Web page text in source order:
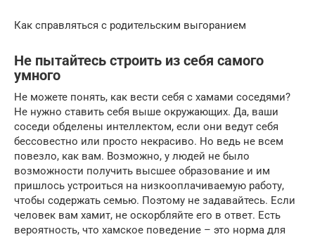
Как справляться с родительским выгоранием
Не пытайтесь строить из себя самого
умного
Не можете понять, как вести себя с хамами соседями?
Не нужно ставить себя выше окружающих. Да, ваши
соседи обделены интеллектом, если они ведут себя
бессовестно или просто некрасиво. Но ведь не всем
повезло, как вам. Возможно, у людей не было
возможности получить высшее образование и им
пришлось устроиться на низкооплачиваемую работу,
чтобы содержать семью. Поэтому не задавайтесь. Если
человек вам хамит, не оскорбляйте его в ответ. Есть
вероятность, что хамское поведение – это норма для